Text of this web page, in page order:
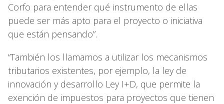
Corfo para entender qué instrumento de ellas
puede ser más apto para el proyecto o iniciativa
que están pensando”.
“También los llamamos a utilizar los mecanismos
tributarios existentes, por ejemplo, la ley de
innovación y desarrollo Ley I+D, que permite la
exención de impuestos para proyectos que tienen